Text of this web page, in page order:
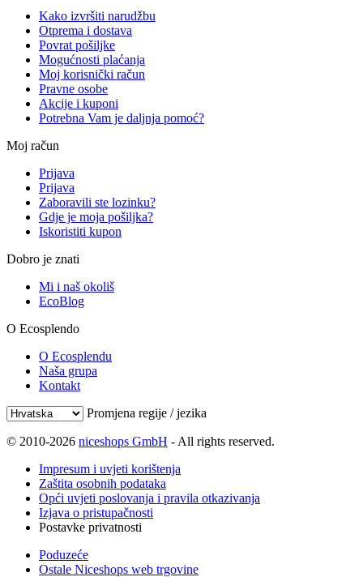
Kako izvršiti narudžbu
Otprema i dostava
Povrat pošiljke
Mogućnosti plaćanja
Moj korisnički račun
Pravne osobe
Akcije i kuponi
Potrebna Vam je daljnja pomoć?
Moj račun
Prijava
Prijava
Zaboravili ste lozinku?
Gdje je moja pošiljka?
Iskoristiti kupon
Dobro je znati
Mi i naš okoliš
EcoBlog
O Ecosplendo
O Ecosplendu
Naša grupa
Kontakt
Promjena regije / jezika
© 2010-2026 niceshops GmbH - All rights reserved.
Impresum i uvjeti korištenja
Zaštita osobnih podataka
Opći uvjeti poslovanja i pravila otkazivanja
Izjava o pristupačnosti
Postavke privatnosti
Poduzeće
Ostale Niceshops web trgovine